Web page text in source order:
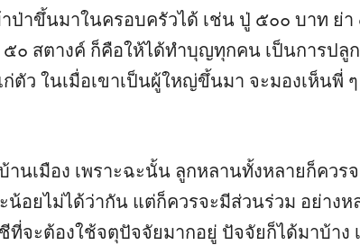
ป่าขึ้นมาในครอบครัวได้ เช่น ปู่ ๕๐๐ บาท ย่
สตางค์ ก็คือให้ได้ทำบุญทุกคน เป็นการปลู
ตัว ในเมื่อเขาเป็นผู้ใหญ่ขึ้นมา จะมองเห็น
นเมือง เพราะฉะนั้น ลูกหลานทั้งหลายก็ควร
ยไม่ได้ว่ากัน แต่ก็ควรจะมีส่วนร่วม อย่าง
ะต้องใช้จตุปัจจัยมากอยู่ ปัจจัยก็ได้มาบ้าง